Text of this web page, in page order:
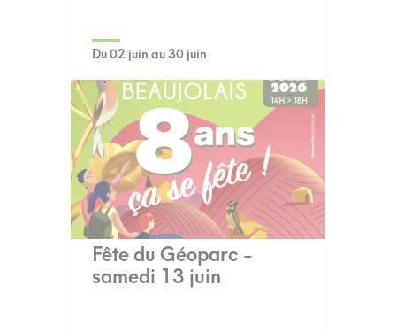
Du 02 juin au 30 juin
Fête du Géoparc -
samedi 13 juin